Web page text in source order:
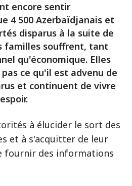
encore sentir
4 500 Azerbaïdjanais et
disparus à la suite de
familles souffrent, tant
qu'économique. Elles
ce qu'il est advenu de
et continuent de vivre
à élucider le sort des
et à s'acquitter de leur
fournir des informations